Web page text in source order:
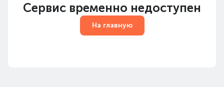
Сервис временно недоступен
На главную